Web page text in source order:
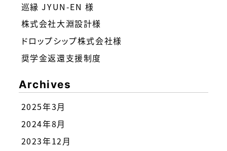
巡縁 JYUN-EN 様
株式会社大淵設計様
ドロップシップ株式会社様
奨学金返還支援制度
Archives
2025年3月
2024年8月
2023年12月